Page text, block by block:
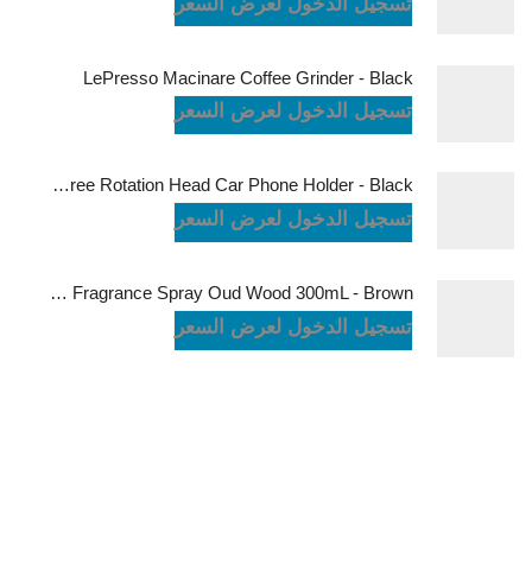
LePresso Macinare Coffee Grinder - Black
تسجيل الدخول لعرض السعر
Powerology Logan Magsafe 360 Degree Rotation Head Car Phone Holder - Black
تسجيل الدخول لعرض السعر
Green Lion Fragrance Spray Oud Wood 300mL - Brown
تسجيل الدخول لعرض السعر